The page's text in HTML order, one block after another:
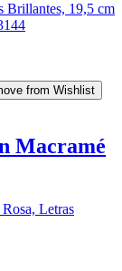
Brillantes, 19,5 cm
from Wishlist
Macramé
Letras